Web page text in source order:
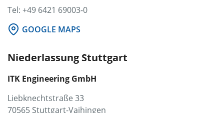
Tel: +49 6421 69003-0
GOOGLE MAPS
Niederlassung Stuttgart
ITK Engineering GmbH
Liebknechtstraße 33
70565 Stuttgart-Vaihingen